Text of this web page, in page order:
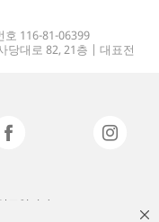
116-81-06399
당대로 82, 21층 | 대표전
표입니다.